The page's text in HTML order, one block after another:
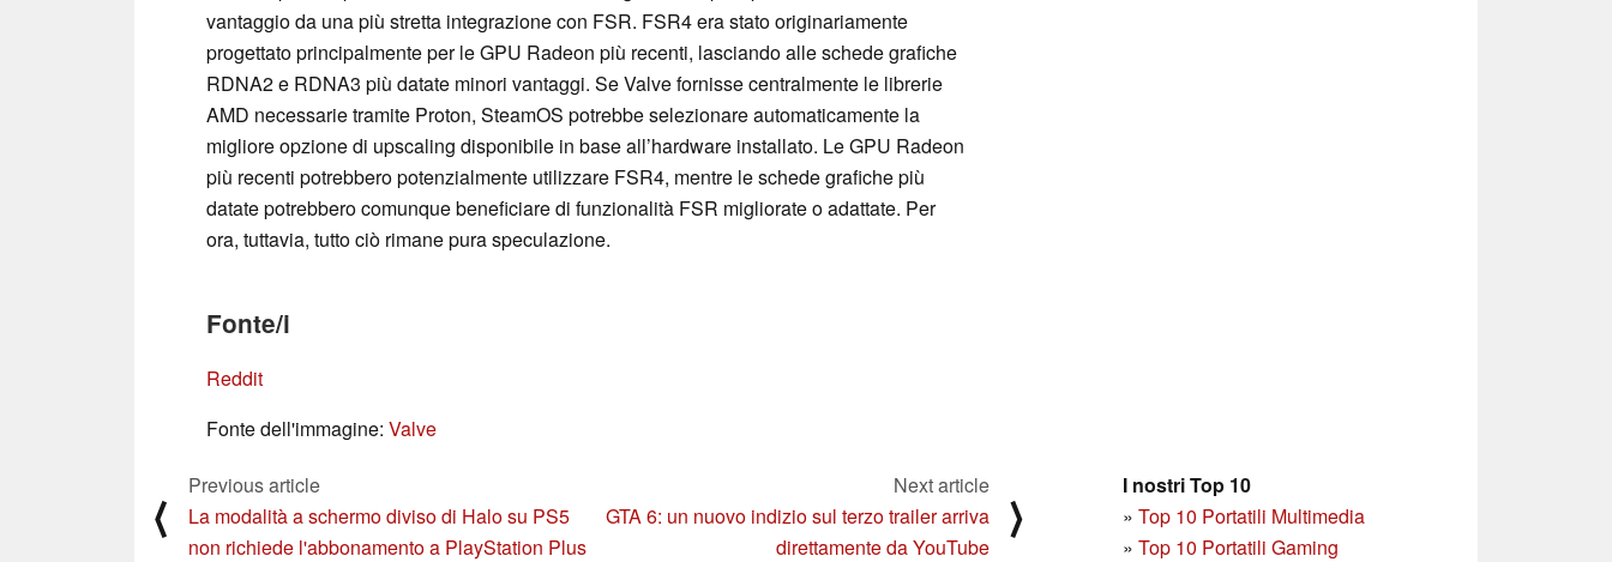
vantaggio da una più stretta integrazione con FSR. FSR4 era stato originariamente
progettato principalmente per le GPU Radeon più recenti, lasciando alle schede grafiche
RDNA2 e RDNA3 più datate minori vantaggi. Se Valve fornisse centralmente le librerie
AMD necessarie tramite Proton, SteamOS potrebbe selezionare automaticamente la
migliore opzione di upscaling disponibile in base all’hardware installato. Le GPU Radeon
più recenti potrebbero potenzialmente utilizzare FSR4, mentre le schede grafiche più
datate potrebbero comunque beneficiare di funzionalità FSR migliorate o adattate. Per
ora, tuttavia, tutto ciò rimane pura speculazione.
Fonte/i
Reddit
Fonte dell'immagine: Valve
I nostri Top 10
» Top 10 Portatili Multimedia
» Top 10 Portatili Gaming
⟨
Previous article
La modalità a schermo diviso di Halo su PS5
non richiede l'abbonamento a PlayStation Plus
Next article
GTA 6: un nuovo indizio sul terzo trailer arriva
direttamente da YouTube
⟩